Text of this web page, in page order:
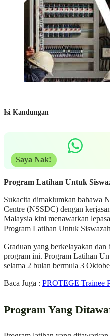
Isi Kandungan
Saya Nak!
Program Latihan Untuk
Sukacita dimaklumkan bahawa
Centre (NSSDC) dengan
Malaysia kini menawarkan
Program Latihan Untuk
Graduan yang berkelayakan
program ini. Program Latihan
selama 2 bulan bermula 3
Baca Juga : PROTEGE Trainee
Program Yang